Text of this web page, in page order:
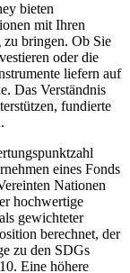
bieten
mit Ihren
bringen. Ob Sie
oder die
liefern auf
Das Verständnis
fundierte
eines Fonds
Nationen
hochwertige
gewichteter
berechnet, der
zu den SDGs
Eine höhere